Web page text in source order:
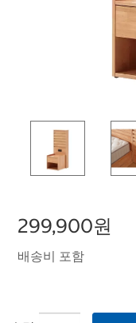
299,900원
배송비 포함